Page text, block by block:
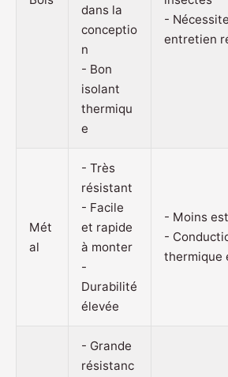
dans la
conceptio
n
- Bon
isolant
thermiqu
e
-
entretien
Mét
al
- Très
résistant
- Facile
et rapide
à monter
-
Durabilité
élevée
- Moins
-
thermique
- Grande
résistanc